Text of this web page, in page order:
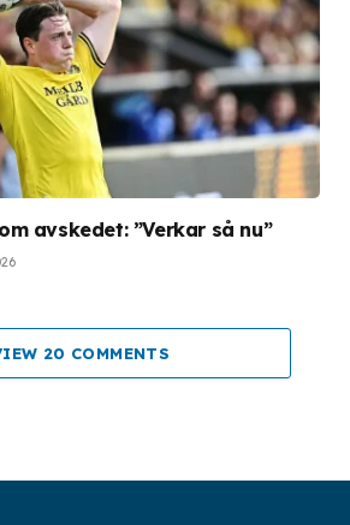
avskedet: ”Verkar så nu”
20 COMMENTS